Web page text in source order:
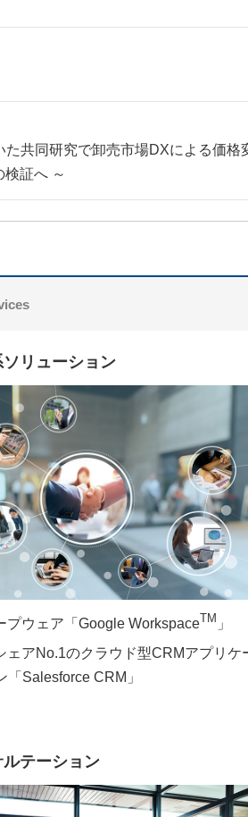
共同研究で卸売市場DXによる価
証へ ～
リューション
プウェア「Google WorkspaceTM 」
ェアNo.1のクラウド型CRMアプリケ
「Salesforce CRM」
ルテーション